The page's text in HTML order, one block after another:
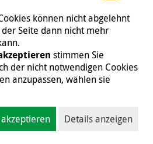
können nicht abgelehnt
Seite dann nicht mehr
stimmen Sie
der nicht notwendigen Cookies
anzupassen, wählen sie
Details anzeigen